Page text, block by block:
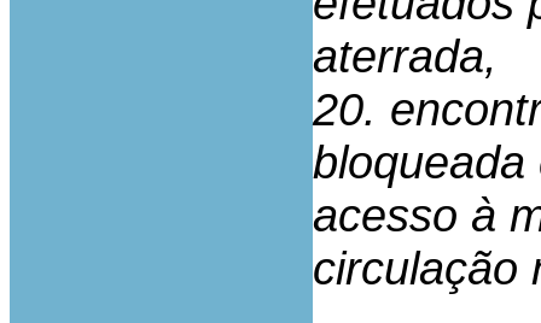
aterrada,
20.
acesso à
circulação